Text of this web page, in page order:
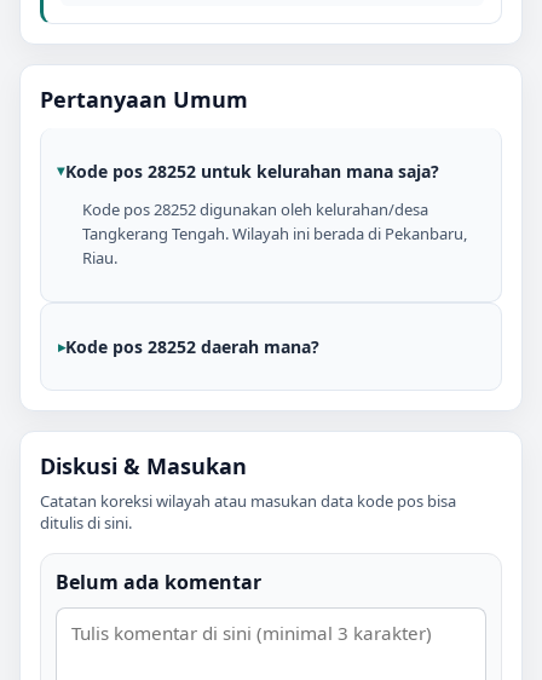
Pertanyaan Umum
Kode pos 28252 untuk kelurahan mana saja?
Kode pos 28252 digunakan oleh kelurahan/desa
Tangkerang Tengah. Wilayah ini berada di Pekanbaru,
Riau.
Kode pos 28252 daerah mana?
Diskusi & Masukan
Catatan koreksi wilayah atau masukan data kode pos bisa
ditulis di sini.
Belum ada komentar